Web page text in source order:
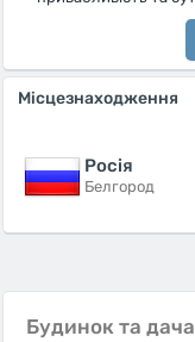
Місцезнаходження
Росiя
Белгород
Будинок та дача